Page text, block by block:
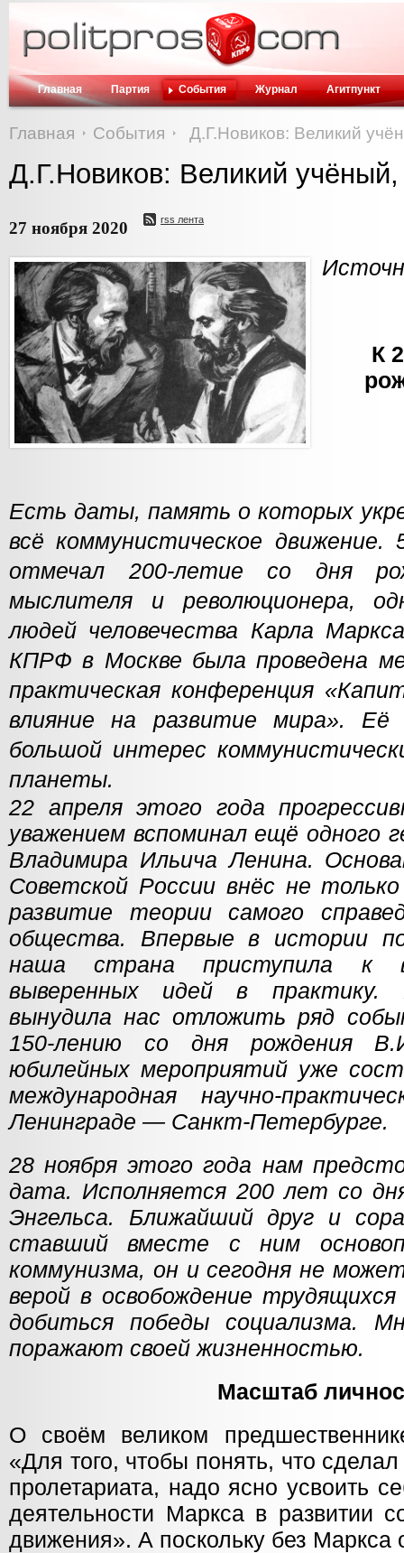
Главная Партия События Журнал Агитпункт
Главная События Д.Г.Новиков: Великий
Д.Г.Новиков: Великий учёный,
27 ноября 2020 rss лента
К
Есть даты, память о которых
всё коммунистическое
отмечал 200-летие со дня
мыслителя и революционера,
людей человечества Карла
КПРФ в Москве была проведена
практическая конференция
влияние на развитие мира». Её
большой интерес
планеты.
22 апреля этого года
уважением вспоминал ещё одного
Владимира Ильича Ленина.
Советской России внёс не
развитие теории самого
общества. Впервые в истории
наша страна приступила к
выверенных идей в практику.
вынудила нас отложить ряд
150-лению со дня рождения
юбилейных мероприятий уже
международная научно-
Ленинграде — Санкт-Петербурге.
28 ноября этого года нам
дата. Исполняется 200 лет со
Энгельса. Ближайший друг и
ставший вместе с ним
коммунизма, он и сегодня не
верой в освобождение
добиться победы социализма.
поражают своей жизненностью.
Масштаб
О своём великом
«Для того, чтобы понять, что
пролетариата, надо ясно усвоить
деятельности Маркса в развитии
движения». А поскольку без Маркса